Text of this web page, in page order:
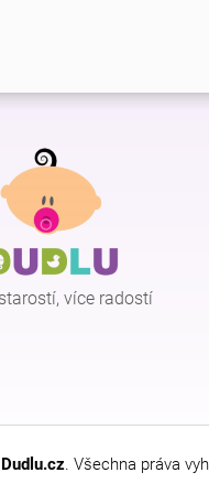
více radostí
Dudlu.cz. Všechna práva